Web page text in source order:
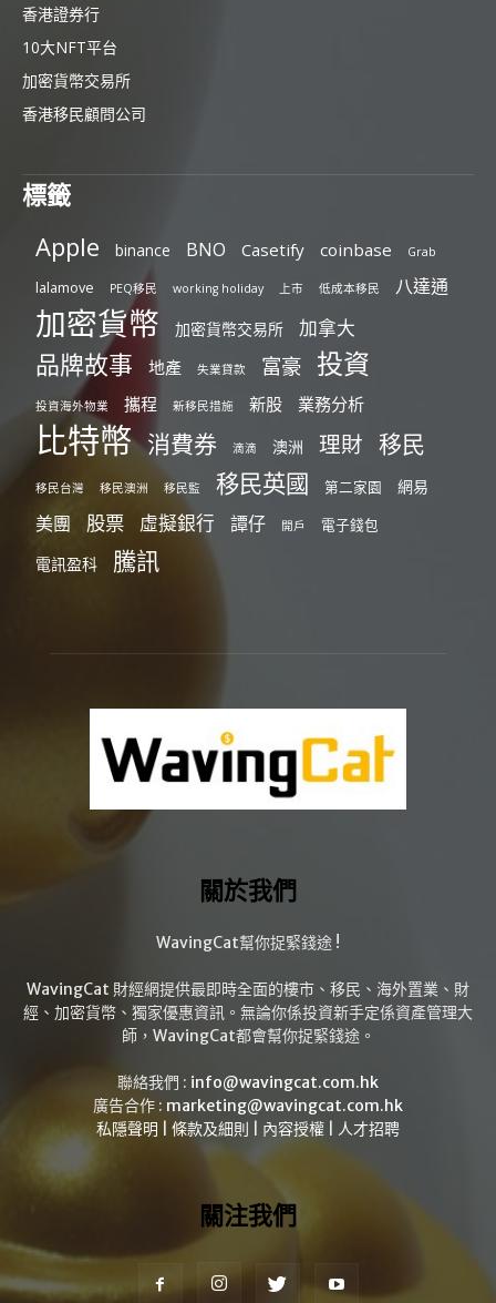
香港證券行
10大NFT平台
加密貨幣交易所
香港移民顧問公司
標籤
Apple binance BNO Casetify coinbase Grab
lalamove PEQ移民 working holiday 上市 低成本移民 八達通
加密貨幣 加密貨幣交易所 加拿大
品牌故事 地產 失業貸款 富豪 投資
投資海外物業 攜程 新移民措施 新股 業務分析
比特幣 消費券 滴滴 澳洲 理財 移民
移民台灣 移民澳洲 移民監 移民英國 第二家園 網易
美團 股票 虛擬銀行 譚仔 開戶 電子錢包
電訊盈科 騰訊
關於我們
WavingCat幫你捉緊錢途 !
WavingCat 財經網提供最即時全面的樓市、移民、海外置業、財
經、加密貨幣、獨家優惠資訊。無論你係投資新手定係資產管理大
師，WavingCat都會幫你捉緊錢途。
聯絡我們 : info@wavingcat.com.hk
廣告合作 : marketing@wavingcat.com.hk
私隱聲明
條款及細則 內容授權 人才招聘
關注我們